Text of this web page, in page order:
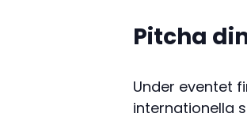
Pitcha
Under eventet
internationella